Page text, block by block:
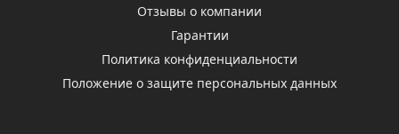
Отзывы о компании
Гарантии
Политика конфиденциальности
Положение о защите персональных данных